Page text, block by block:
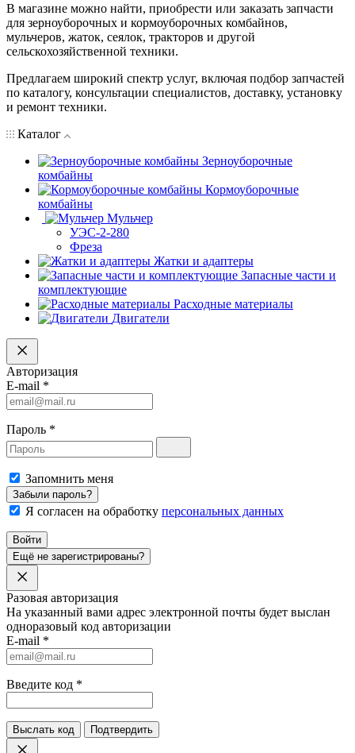
В магазине можно найти, приобрести или заказать запчасти
для зерноуборочных и кормоуборочных комбайнов,
мульчеров, жаток, сеялок, тракторов и другой
сельскохозяйственной техники.
Предлагаем широкий спектр услуг, включая подбор запчастей
по каталогу, консультации специалистов, доставку, установку
и ремонт техники.
Каталог
Зерноуборочные
комбайны
Кормоуборочные
комбайны
Мульчер
УЭС-2-280
Фреза
Жатки и адаптеры
Запасные части и
комплектующие
Расходные материалы
Двигатели
Авторизация
E-mail *
Пароль *
Запомнить меня
Забыли пароль?
Я согласен на обработку персональных данных
Войти
Ещё не зарегистрированы?
Разовая авторизация
На указанный вами адрес электронной почты будет выслан
одноразовый код авторизации
E-mail *
Введите код *
Выслать код Подтвердить